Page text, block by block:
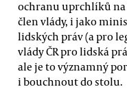
ochranu uprchlíků na
člen vlády, i jako
lidských práv (a pro
vlády ČR pro lidská
ale je to významný
i bouchnout do stolu.